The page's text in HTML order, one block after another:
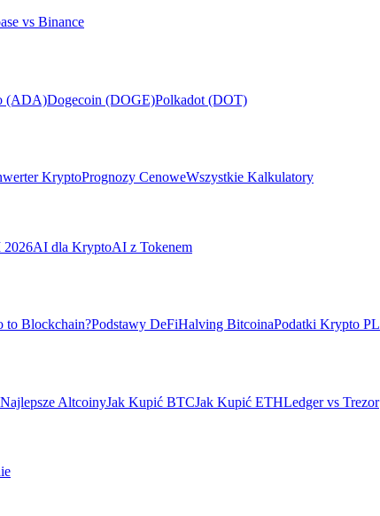
vs Binance
(ADA)Dogecoin (DOGE)Polkadot (DOT)
KryptoPrognozy CenoweWszystkie Kalkulatory
2026AI dla KryptoAI z Tokenem
to Blockchain?Podstawy DeFiHalving BitcoinaPodatki Krypto PL
Najlepsze AltcoinyJak Kupić BTCJak Kupić ETHLedger vs Trezor